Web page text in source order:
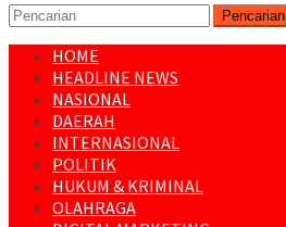
Pencarian
HOME
HEADLINE NEWS
NASIONAL
DAERAH
INTERNASIONAL
POLITIK
HUKUM & KRIMINAL
OLAHRAGA